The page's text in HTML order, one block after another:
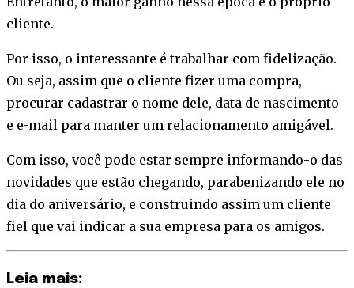
cliente.
Por isso, o interessante é trabalhar com fidelização.
Ou seja, assim que o cliente fizer uma compra,
procurar cadastrar o nome dele, data de nascimento
e e-mail para manter um relacionamento amigável.
Com isso, você pode estar sempre informando-o das
novidades que estão chegando, parabenizando ele no
dia do aniversário, e construindo assim um cliente
fiel que vai indicar a sua empresa para os amigos.
Leia mais: